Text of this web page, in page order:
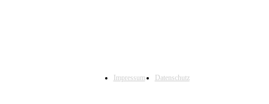
Impressum Datenschutz